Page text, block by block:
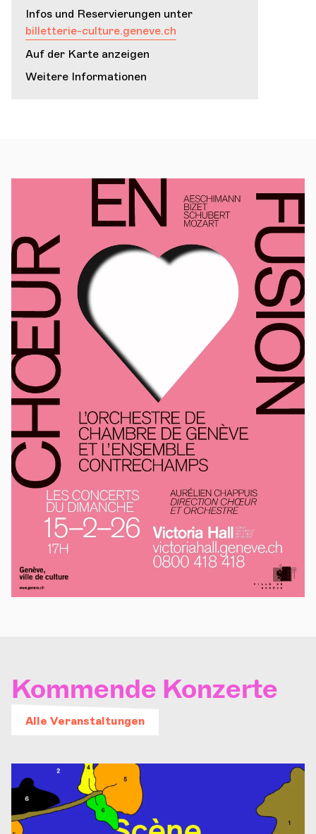
Infos und Reservierungen unter
billetterie-culture.geneve.ch
Auf der Karte anzeigen
Weitere Informationen
Kommende Konzerte
Alle Veranstaltungen